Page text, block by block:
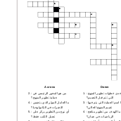
Across
: من هو المحور الرئيسي في
عملية تطوير المنهج؟
: ما العامل المؤثر الذي يتضمن
التغيرات في التكنولوجيا؟
: أي نوع من التطوير يركز على
تعديل الكتب فقط؟
Down
: ما إحدى خطوات تطوير المنهج
التي تتم قبل التعميم؟
: ما اسم العملية التي يتم فيها
تقييم المنهج الحالي؟
: ما الهدف من تطوير مناهج
الرياضيات في عمان؟